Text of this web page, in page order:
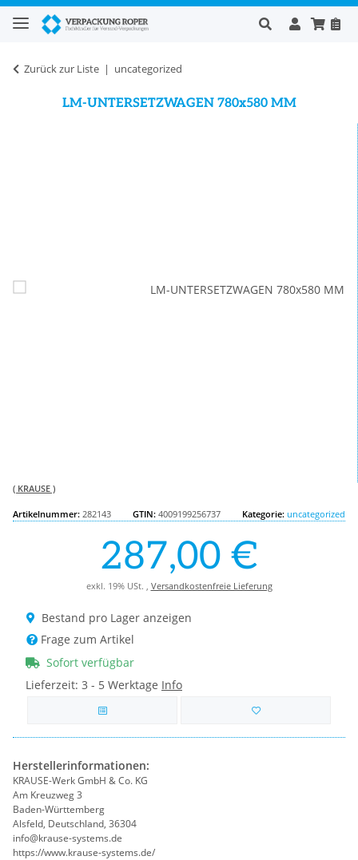
Zurück zur Liste uncategorized
LM-UNTERSETZWAGEN 780x580 MM
( KRAUSE )
Artikelnummer: 282143 GTIN: 4009199256737 Kategorie: uncategorized
287,00 €
exkl. 19% USt. , Versandkostenfreie Lieferung
Bestand pro Lager anzeigen
Frage zum Artikel
Sofort verfügbar
Lieferzeit: 3 - 5 Werktage Info
Herstellerinformationen:
KRAUSE-Werk GmbH & Co. KG
Am Kreuzweg 3
Baden-Württemberg
Alsfeld, Deutschland, 36304
info@krause-systems.de
https://www.krause-systems.de/